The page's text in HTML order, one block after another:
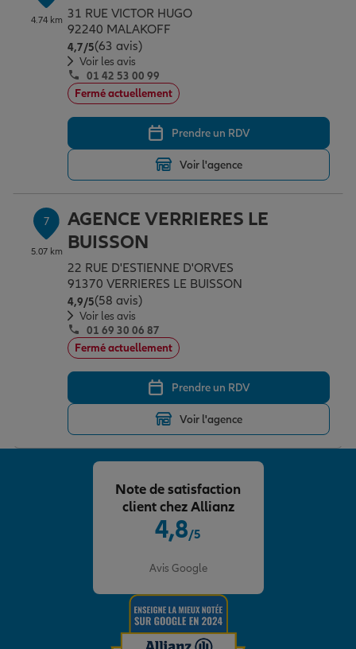
4.74 km 31 RUE VICTOR HUGO
92240 MALAKOFF
4,7/5Note de 4.7 sur 5
(63 avis)
Voir les avis
01 42 53 00 99
Fermé actuellement
Prendre un RDV
Voir l'agence
7
5.07 km
AGENCE VERRIERES LE
BUISSON
22 RUE D'ESTIENNE D'ORVES
91370 VERRIERES LE BUISSON
4,9/5Note de 4.9 sur 5
(58 avis)
Voir les avis
01 69 30 06 87
Fermé actuellement
Prendre un RDV
Voir l'agence
4,8/5
Avis Google
Note de satisfaction
client chez Allianz